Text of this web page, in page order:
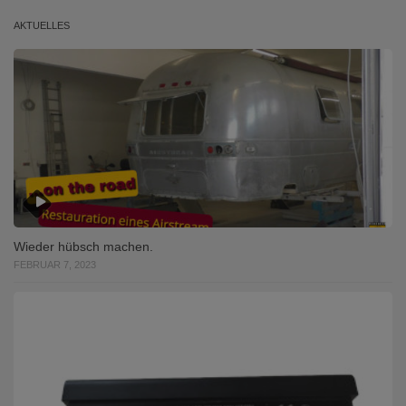
AKTUELLES
Wieder hübsch machen.
FEBRUAR 7, 2023